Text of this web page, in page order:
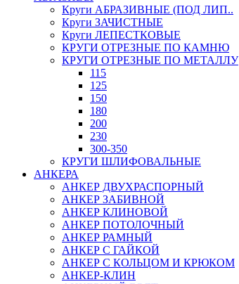
Круги АБРАЗИВНЫЕ (ПОД ЛИП..
Круги ЗАЧИСТНЫЕ
Круги ЛЕПЕСТКОВЫЕ
КРУГИ ОТРЕЗНЫЕ ПО КАМНЮ
КРУГИ ОТРЕЗНЫЕ ПО МЕТАЛЛУ
115
125
150
180
200
230
300-350
КРУГИ ШЛИФОВАЛЬНЫЕ
АНКЕРА
АНКЕР ДВУХРАСПОРНЫЙ
АНКЕР ЗАБИВНОЙ
АНКЕР КЛИНОВОЙ
АНКЕР ПОТОЛОЧНЫЙ
АНКЕР РАМНЫЙ
АНКЕР С ГАЙКОЙ
АНКЕР С КОЛЬЦОМ И КРЮКОМ
АНКЕР-КЛИН